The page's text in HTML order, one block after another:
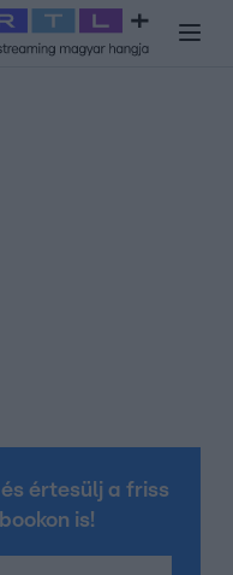
vagyok, ments ki innen
és értesülj a friss
is!